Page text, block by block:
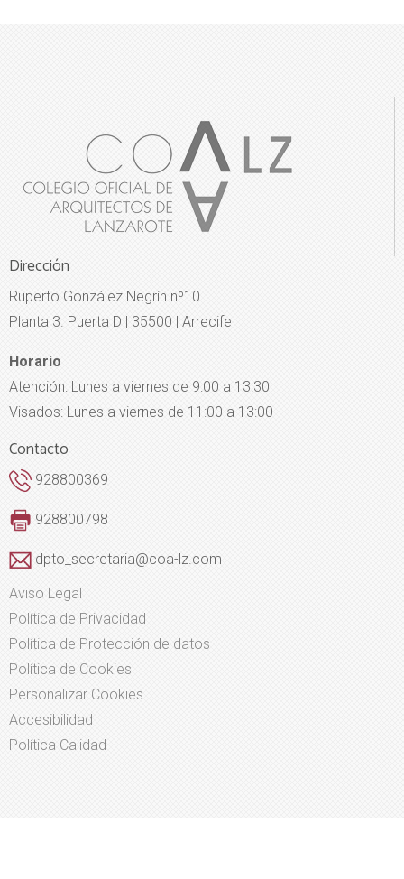
Dirección
Ruperto González Negrín nº10
Planta 3. Puerta D | 35500 | Arrecife
Horario
Atención: Lunes a viernes de 9:00 a 13:30
Visados: Lunes a viernes de 11:00 a 13:00
Contacto
928800369
928800798
dpto_secretaria@coa-lz.com
Aviso Legal
Política de Privacidad
Política de Protección de datos
Política de Cookies
Personalizar Cookies
Accesibilidad
Política Calidad